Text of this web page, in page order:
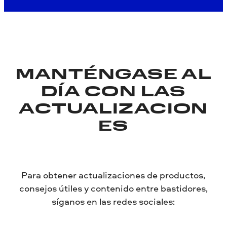
MANTÉNGASE AL
DÍA CON LAS
ACTUALIZACION
ES
Para obtener actualizaciones de productos,
consejos útiles y contenido entre bastidores,
síganos en las redes sociales: